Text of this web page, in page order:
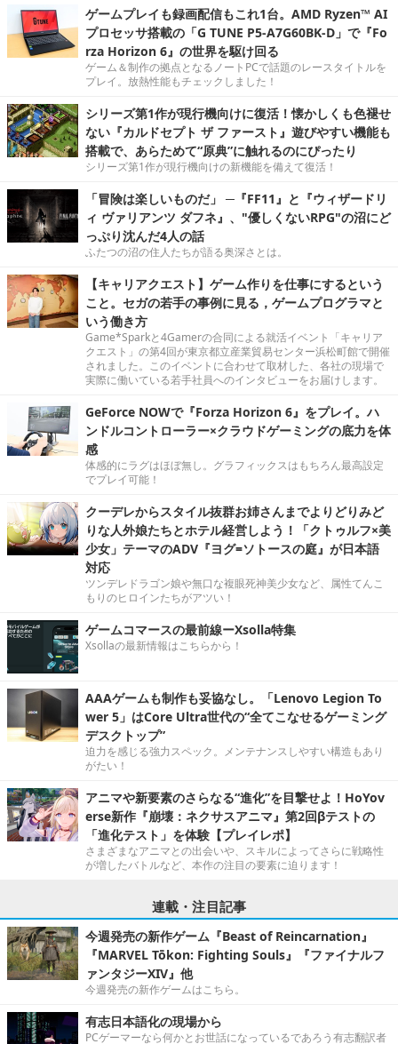
ゲームプレイも録画配信もこれ1台。AMD Ryzen™ AI
プロセッサ搭載の「G TUNE P5-A7G60BK-D」で『Fo
rza Horizon 6』の世界を駆け回る
ゲーム＆制作の拠点となるノートPCで話題のレースタイトルを
プレイ。放熱性能もチェックしました！
シリーズ第1作が現行機向けに復活！懐かしくも色褪せ
ない『カルドセプト ザ ファースト』遊びやすい機能も
搭載で、あらためて“原典”に触れるのにぴったり
シリーズ第1作が現行機向けの新機能を備えて復活！
「冒険は楽しいものだ」 ─『FF11』と『ウィザードリ
ィ ヴァリアンツ ダフネ』、"優しくないRPG"の沼にど
っぷり沈んだ4人の話
ふたつの沼の住人たちが語る奥深さとは。
【キャリアクエスト】ゲーム作りを仕事にするという
こと。セガの若手の事例に見る，ゲームプログラマと
いう働き方
Game*Sparkと4Gamerの合同による就活イベント「キャリア
クエスト」の第4回が東京都立産業貿易センター浜松町館で開催
されました。このイベントに合わせて取材した、各社の現場で
実際に働いている若手社員へのインタビューをお届けします。
GeForce NOWで『Forza Horizon 6』をプレイ。ハ
ンドルコントローラー×クラウドゲーミングの底力を体
感
体感的にラグはほぼ無し。グラフィックスはもちろん最高設定
でプレイ可能！
クーデレからスタイル抜群お姉さんまでよりどりみど
りな人外娘たちとホテル経営しよう！「クトゥルフ×美
少女」テーマのADV『ヨグ=ソトースの庭』が日本語
対応
ツンデレドラゴン娘や無口な複眼死神美少女など、属性てんこ
もりのヒロインたちがアツい！
ゲームコマースの最前線ーXsolla特集
Xsollaの最新情報はこちらから！
AAAゲームも制作も妥協なし。「Lenovo Legion To
wer 5」はCore Ultra世代の“全てこなせるゲーミング
デスクトップ”
迫力を感じる強力スペック。メンテナンスしやすい構造もあり
がたい！
アニマや新要素のさらなる“進化”を目撃せよ！HoYov
erse新作『崩壊：ネクサスアニマ』第2回βテストの
「進化テスト」を体験【プレイレポ】
さまざまなアニマとの出会いや、スキルによってさらに戦略性
が増したバトルなど、本作の注目の要素に迫ります！
連載・注目記事
今週発売の新作ゲーム『Beast of Reincarnation』
『MARVEL Tōkon: Fighting Souls』『ファイナルフ
ァンタジーXIV』他
今週発売の新作ゲームはこちら。
有志日本語化の現場から
PCゲーマーなら何かとお世話になっているであろう有志翻訳者